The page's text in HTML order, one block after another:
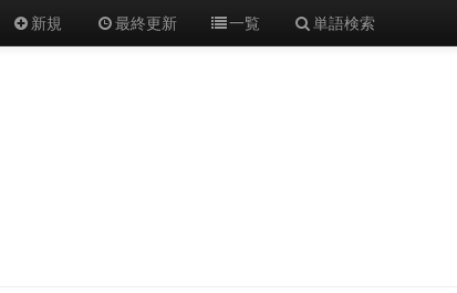
新規 最終更新 一覧 単語検索